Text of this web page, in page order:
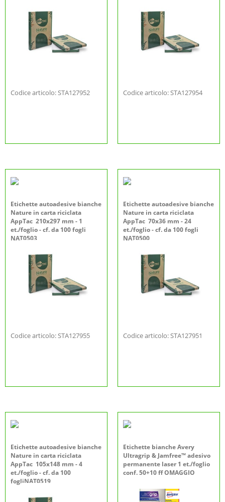
Codice articolo: STA127952 Codice articolo: STA127954
Etichette autoadesive bianche
Nature in carta riciclata
AppTac 210x297 mm - 1
et./foglio - cf. da 100 fogli
NAT0503
Codice articolo: STA127955
Etichette autoadesive bianche
Nature in carta riciclata
AppTac 70x36 mm - 24
et./foglio - cf. da 100 fogli
NAT0500
Codice articolo: STA127951
Etichette autoadesive bianche
Nature in carta riciclata
AppTac 105x148 mm - 4
et./foglio - cf. da 100
fogliNAT0519
Etichette bianche Avery
Ultragrip & Jamfree™ adesivo
permanente laser 1 et./foglio
conf. 50+10 ff OMAGGIO